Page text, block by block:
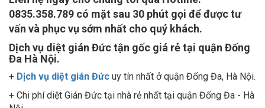
0835.358.789 có mặt sau 30 phút gọi để được tư
vấn và phục vụ sớm nhất cho quý khách.
Dịch vụ diệt gián Đức tận gốc giá rẻ tại quận Đống
Đa Hà Nội.
Dịch vụ diệt gián Đức
uy tín nhất ở quận Đống Đa, Hà Nội.
+ Chi phí diệt Gián Đức tại nhà rẻ nhất tại quận Đống Đa - Hà
Nội.